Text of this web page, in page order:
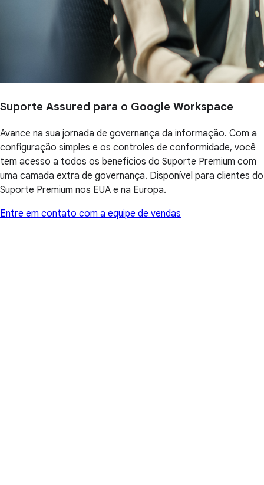
Suporte Assured para o Google Workspace
Avance na sua jornada de governança da informação. Com a
configuração simples e os controles de conformidade, você
tem acesso a todos os benefícios do Suporte Premium com
uma camada extra de governança. Disponível para clientes do
Suporte Premium nos EUA e na Europa.
Entre em contato com a equipe de vendas